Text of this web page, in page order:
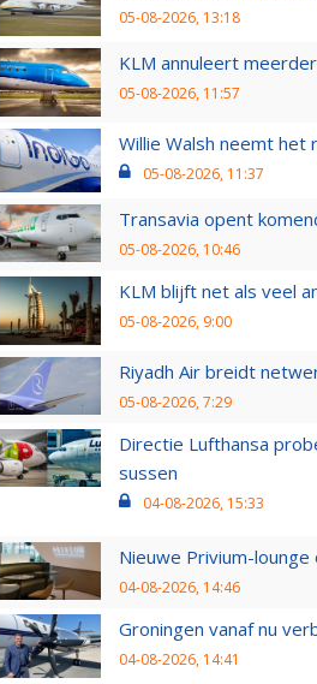
05-08-2026, 13:18
KLM annuleert
05-08-2026, 11:57
Willie Walsh neemt het
05-08-2026, 11:37
Transavia opent
05-08-2026, 10:46
KLM blijft net als veel
05-08-2026, 9:00
Riyadh Air breidt
05-08-2026, 7:29
Directie Lufthansa
sussen
04-08-2026, 15:33
Nieuwe Privium-
04-08-2026, 14:46
Groningen vanaf nu
04-08-2026, 14:41